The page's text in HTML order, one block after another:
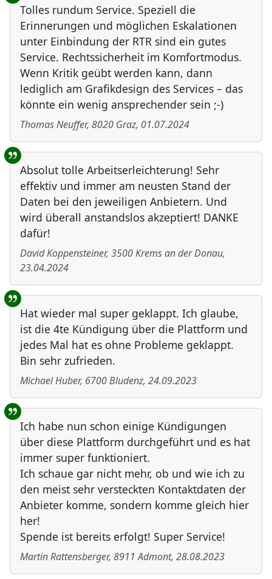
Tolles rundum Service. Speziell die
Erinnerungen und möglichen Eskalationen
unter Einbindung der RTR sind ein gutes
Service. Rechtssicherheit im Komfortmodus.
Wenn Kritik geübt werden kann, dann
lediglich am Grafikdesign des Services – das
könnte ein wenig ansprechender sein ;-)
Thomas Neuffer, 8020 Graz, 01.07.2024
Absolut tolle Arbeitserleichterung! Sehr
effektiv und immer am neusten Stand der
Daten bei den jeweiligen Anbietern. Und
wird überall anstandslos akzeptiert! DANKE
dafür!
David Koppensteiner, 3500Krems an der Donau,
23.04.2024
Hat wieder mal super geklappt. Ich glaube,
ist die 4te Kündigung über die Plattform und
jedes Mal hat es ohne Probleme geklappt.
Bin sehr zufrieden.
Michael Huber, 6700Bludenz, 24.09.2023
Ich habe nun schon einige Kündigungen
über diese Plattform durchgeführt und es hat
immer super funktioniert.
Ich schaue gar nicht mehr, ob und wie ich zu
den meist sehr versteckten Kontaktdaten der
Anbieter komme, sondern komme gleich hier
her!
Spende ist bereits erfolgt! Super Service!
Martin Rattensberger, 8911 Admont, 28.08.2023